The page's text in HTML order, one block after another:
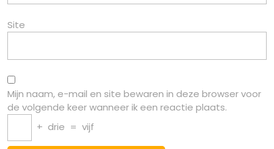
Site
Mijn naam, e-mail en site bewaren in deze browser voor
de volgende keer wanneer ik een reactie plaats.
+ drie = vijf